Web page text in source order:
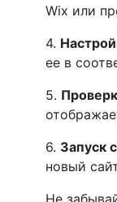
Wix или
4.
ее в
5.
6. Запуск
новый
Не